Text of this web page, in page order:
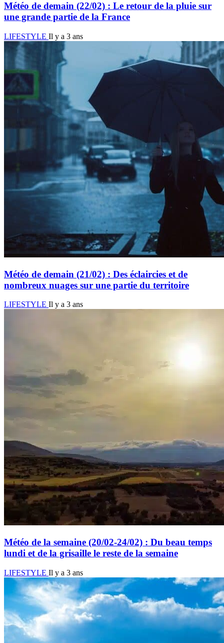
Météo de demain (22/02) : Le retour de la pluie sur
une grande partie de la France
LIFESTYLE Il y a 3 ans
Météo de demain (21/02) : Des éclaircies et de
nombreux nuages sur une partie du territoire
LIFESTYLE Il y a 3 ans
Météo de la semaine (20/02-24/02) : Du beau temps
lundi et de la grisaille le reste de la semaine
LIFESTYLE Il y a 3 ans